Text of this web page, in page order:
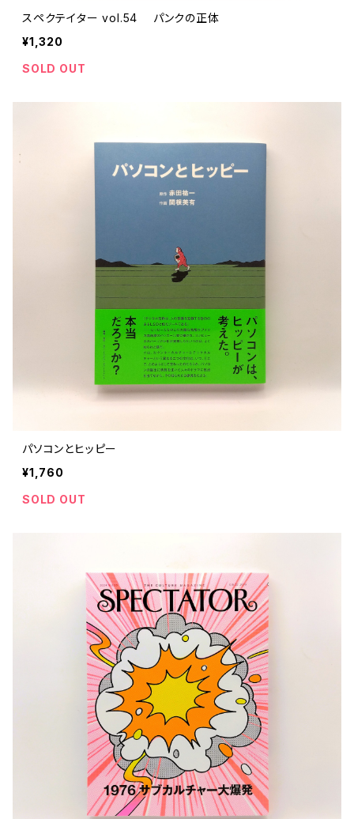
スペクテイター vol.54 パンクの正体
¥1,320
SOLD OUT
パソコンとヒッピー
¥1,760
SOLD OUT